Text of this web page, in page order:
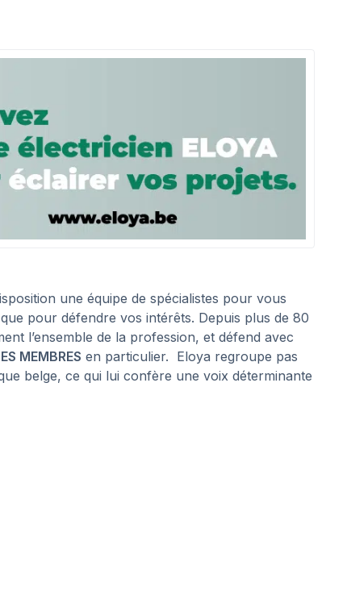
une équipe de spécialistes pour vous
pour défendre vos intérêts. Depuis plus de 80
l’ensemble de la profession, et défend avec
MEMBRES en particulier. Eloya regroupe pas
belge, ce qui lui confère une voix déterminante